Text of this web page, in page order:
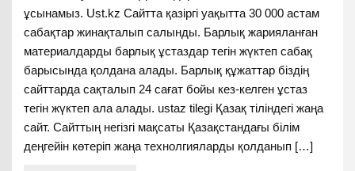
ұсынамыз. Ust.kz Сайтта қазіргі уақытта 30 000 астам
сабақтар жинақталып салынды. Барлық жарияланған
материалдарды барлық ұстаздар тегін жүктеп сабақ
барысында қолдана алады. Барлық құжаттар біздің
сайттарда сақталып 24 сағат бойы кез-келген ұстаз
тегін жүктеп ала алады. ustaz tilegi Қазақ тіліндегі жаңа
сайт. Сайттың негізгі мақсаты Қазақстандағы білім
деңгейін көтеріп жаңа технолгияларды қолданып […]